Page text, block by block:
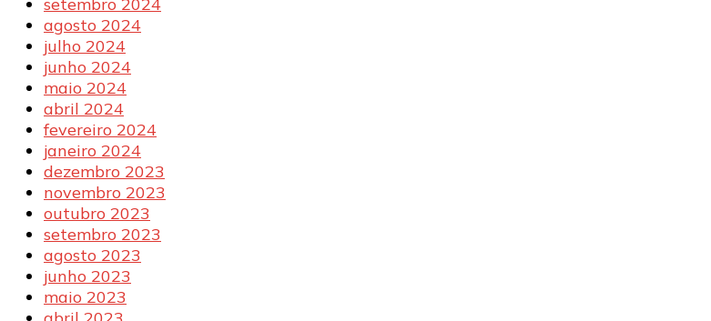
agosto 2024
julho 2024
junho 2024
maio 2024
abril 2024
fevereiro 2024
janeiro 2024
dezembro 2023
novembro 2023
outubro 2023
setembro 2023
agosto 2023
junho 2023
maio 2023